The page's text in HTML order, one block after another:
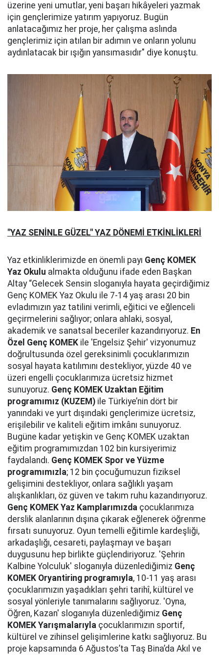
üzerine yeni umutlar, yeni başarı hikâyeleri yazmak
için gençlerimize yatırım yapıyoruz. Bugün
anlatacağımız her proje, her çalışma aslında
gençlerimiz için atılan bir adımın ve onların yolunu
aydınlatacak bir ışığın yansımasıdır" diye konuştu.
"YAZ SENİNLE GÜZEL" YAZ DÖNEMİ ETKİNLİKLERİ
Yaz etkinliklerimizde en önemli payı Genç KOMEK
Yaz Okulu almakta olduğunu ifade eden Başkan
Altay “Gelecek Sensin sloganıyla hayata geçirdiğimiz
Genç KOMEK Yaz Okulu ile 7-14 yaş arası 20 bin
evladımızın yaz tatilini verimli, eğitici ve eğlenceli
geçirmelerini sağlıyor; onlara ahlaki, sosyal,
akademik ve sanatsal beceriler kazandırıyoruz. En
Özel Genç KOMEK ile 'Engelsiz Şehir' vizyonumuz
doğrultusunda özel gereksinimli çocuklarımızın
sosyal hayata katılımını destekliyor, yüzde 40 ve
üzeri engelli çocuklarımıza ücretsiz hizmet
sunuyoruz. Genç KOMEK Uzaktan Eğitim
programımız (KUZEM) ile Türkiye’nin dört bir
yanındaki ve yurt dışındaki gençlerimize ücretsiz,
erişilebilir ve kaliteli eğitim imkânı sunuyoruz.
Bugüne kadar yetişkin ve Genç KOMEK uzaktan
eğitim programımızdan 102 bin kursiyerimiz
faydalandı. Genç KOMEK Spor ve Yüzme
programımızla; 12 bin çocuğumuzun fiziksel
gelişimini destekliyor, onlara sağlıklı yaşam
alışkanlıkları, öz güven ve takım ruhu kazandırıyoruz.
Genç KOMEK Yaz Kamplarımızda çocuklarımıza
derslik alanlarının dışına çıkarak eğlenerek öğrenme
fırsatı sunuyoruz. Oyun temelli eğitimle kardeşliği,
arkadaşlığı, cesareti, paylaşmayı ve başarı
duygusunu hep birlikte güçlendiriyoruz. 'Şehrin
Kalbine Yolculuk' sloganıyla düzenlediğimiz Genç
KOMEK Oryantiring programıyla, 10-11 yaş arası
çocuklarımızın yaşadıkları şehri tarihî, kültürel ve
sosyal yönleriyle tanımalarını sağlıyoruz. 'Oyna,
Öğren, Kazan' sloganıyla düzenlediğimiz Genç
KOMEK Yarışmalarıyla çocuklarımızın sportif,
kültürel ve zihinsel gelişimlerine katkı sağlıyoruz. Bu
proje kapsamında 6 Ağustos’ta Taş Bina’da Akıl ve